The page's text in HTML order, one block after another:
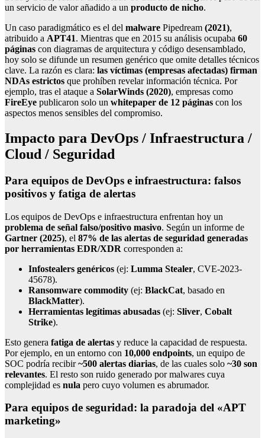
un servicio de valor añadido a un producto de nicho.
Un caso paradigmático es el del malware Pipedream (2021),
atribuido a APT41. Mientras que en 2015 su análisis ocupaba 60
páginas con diagramas de arquitectura y código desensamblado,
hoy solo se difunde un resumen genérico que omite detalles técnicos
clave. La razón es clara: las víctimas (empresas afectadas) firman
NDAs estrictos que prohíben revelar información técnica. Por
ejemplo, tras el ataque a SolarWinds (2020), empresas como
FireEye publicaron solo un whitepaper de 12 páginas con los
aspectos menos sensibles del compromiso.
Impacto para DevOps / Infraestructura /
Cloud / Seguridad
Para equipos de DevOps e infraestructura: falsos
positivos y fatiga de alertas
Los equipos de DevOps e infraestructura enfrentan hoy un
problema de señal falso/positivo masivo. Según un informe de
Gartner (2025), el 87% de las alertas de seguridad generadas
por herramientas EDR/XDR corresponden a:
Infostealers genéricos (ej: Lumma Stealer, CVE-2023-
45678).
Ransomware commodity (ej: BlackCat, basado en
BlackMatter).
Herramientas legítimas abusadas (ej: Sliver, Cobalt
Strike).
Esto genera fatiga de alertas y reduce la capacidad de respuesta.
Por ejemplo, en un entorno con 10,000 endpoints, un equipo de
SOC podría recibir~500 alertas diarias, de las cuales solo ~30 son
relevantes. El resto son ruido generado por malwares cuya
complejidad es nula pero cuyo volumen es abrumador.
Para equipos de seguridad: la paradoja del «APT
marketing»